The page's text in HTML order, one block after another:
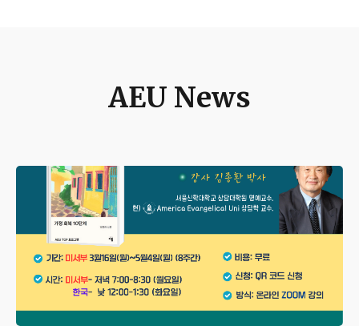
AEU News